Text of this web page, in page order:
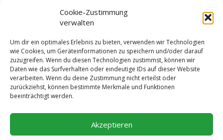
Cookie-Zustimmung
verwalten
Um dir ein optimales Erlebnis zu bieten, verwenden wir Technologien
wie Cookies, um Geräteinformationen zu speichern und/oder darauf
zuzugreifen. Wenn du diesen Technologien zustimmst, können wir
Daten wie das Surfverhalten oder eindeutige IDs auf dieser Website
verarbeiten. Wenn du deine Zustimmung nicht erteilst oder
zurückziehst, können bestimmte Merkmale und Funktionen
beeinträchtigt werden.
Akzeptieren
Zeltlager
ZMI
Cookie-Richtlinie (EU)